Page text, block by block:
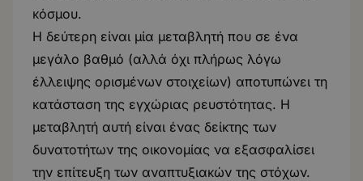
κόσμου.
Η δεύτερη είναι μία μεταβλητή που σε ένα
μεγάλο βαθμό (αλλά όχι πλήρως λόγω
έλλειψης ορισμένων στοιχείων) αποτυπώνει τη
κατάσταση της εγχώριας ρευστότητας. Η
μεταβλητή αυτή είναι ένας δείκτης των
δυνατοτήτων της οικονομίας να εξασφαλίσει
την επίτευξη των αναπτυξιακών της στόχων.